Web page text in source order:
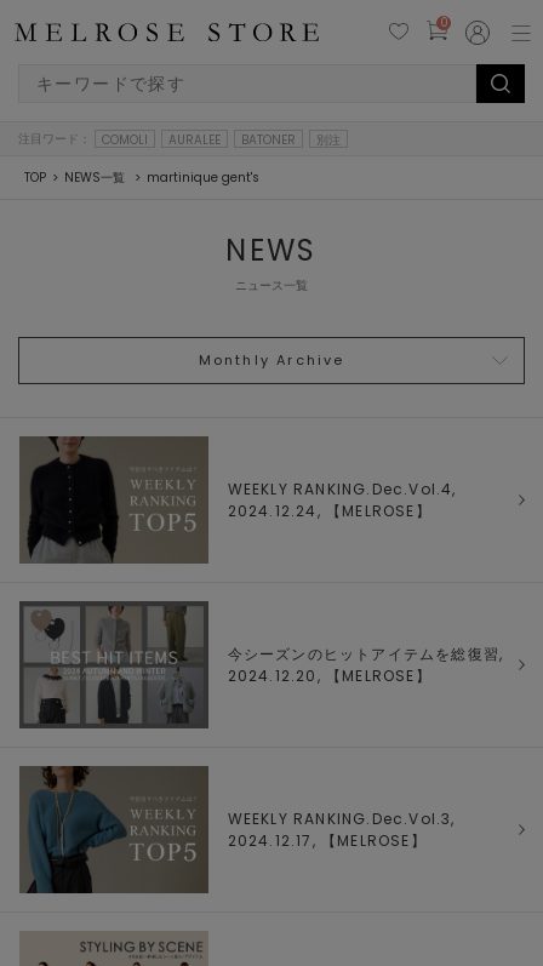
0
注目ワード： COMOLI AURALEE BATONER 別注
TOP NEWS一覧 martinique gent's
NEWS
ニュース一覧
Monthly Archive
WEEKLY RANKING.Dec.Vol.4,
2024.12.24, 【 MELROSE 】
今シーズンのヒットアイテムを総復習,
2024.12.20, 【 MELROSE 】
WEEKLY RANKING.Dec.Vol.3,
2024.12.17, 【 MELROSE 】